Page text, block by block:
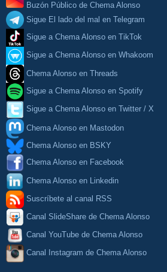
Buzón Público de Chema Alonso
Sigue El lado del mal en Telegram
Sigue a Chema Alonso en TikTok
Sigue a Chema Alonso en Whakoom
Chema Alonso en Threads
Sigue a Chema Alonso en Spotify
Sigue a Chema Alonso en Twitter / X
Chema Alonso en Mastodon
Chema Alonso en BSKY
Chema Alonso en Facebook
Chema Alonso en Linkedin
Suscríbete al canal RSS
Canal SlideShare de Chema Alonso
Canal YouTube de Chema Alonso
Canal Instagram de Chema Alonso